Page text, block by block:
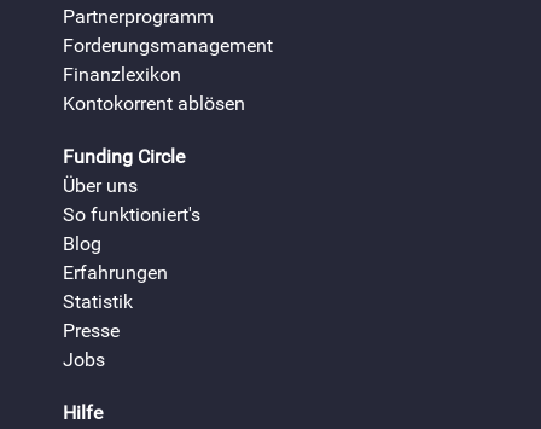
Partnerprogramm
Forderungsmanagement
Finanzlexikon
Kontokorrent ablösen
Funding Circle
Über uns
So funktioniert's
Blog
Erfahrungen
Statistik
Presse
Jobs
Hilfe